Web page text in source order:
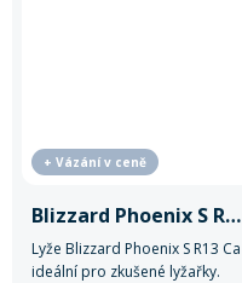
+ Vázání v ceně
Blizzard Phoenix S R13 Ca
Lyže Blizzard Phoenix S R13 Ca
ideální pro zkušené lyžařky.